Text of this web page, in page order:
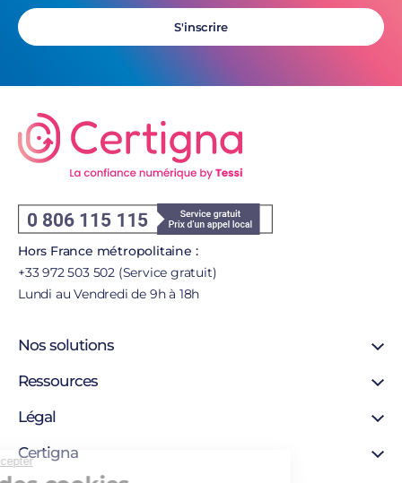
Continuer sans accepter
S'inscrire
Hors France métropolitaine :
+33 972 503 502 (Service gratuit)
Lundi au Vendredi de 9h à 18h
Nos solutions
Signature en ligne
Certificat personne morale
Certigna Horodatage
Ressources
Support
Blog
Légal
Mentions légales
Autorités de certification
Certigna